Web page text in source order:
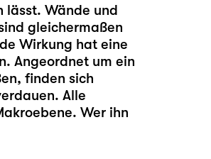
lässt. Wände und
gleichermaßen
Wirkung hat eine
Angeordnet um ein
finden sich
Alle
Wer ihn